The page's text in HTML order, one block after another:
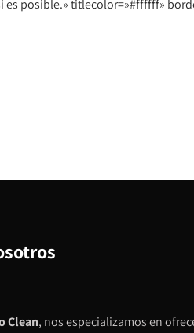
es posible.» titlecolor=»#ffffff»
Clean, nos especializamos en